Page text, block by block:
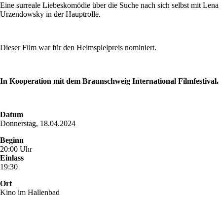
Eine surreale Liebeskomödie über die Suche nach sich selbst mit Lena
Urzendowsky in der Hauptrolle.
Dieser Film war für den Heimspielpreis nominiert.
In Kooperation mit dem Braunschweig International Filmfestival.
Datum
Donnerstag, 18.04.2024
Beginn
20:00 Uhr
Einlass
19:30
Ort
Kino im Hallenbad